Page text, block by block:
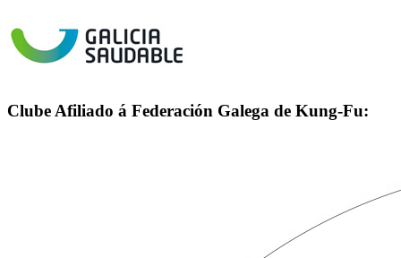
Clube Afiliado á Federación Galega de Kung-Fu: